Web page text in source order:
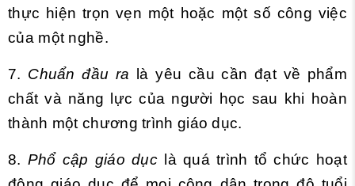
thực hiện trọn vẹn một hoặc một số công việc
của một nghề.
7. Chuẩn đầu ra là yêu cầu cần đạt về phẩm
chất và năng lực của người học sau khi hoàn
thành một chương trình giáo dục.
8. Phổ cập giáo dục là quá trình tổ chức hoạt